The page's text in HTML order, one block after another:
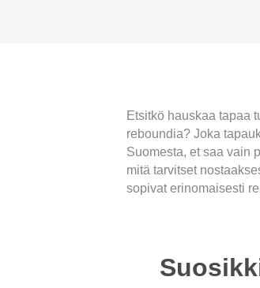
Etsitkö hauskaa tapaa
reboundia? Joka
Suomesta, et saa vain
mitä tarvitset
sopivat erinomaisesti